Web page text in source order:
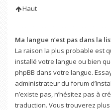
Haut
Ma langue n’est pas dans la
La raison la plus probable est
installé votre langue ou bien
phpBB dans votre langue.
administrateur du forum
n’existe pas, n’hésitez pas à
traduction. Vous trouverez